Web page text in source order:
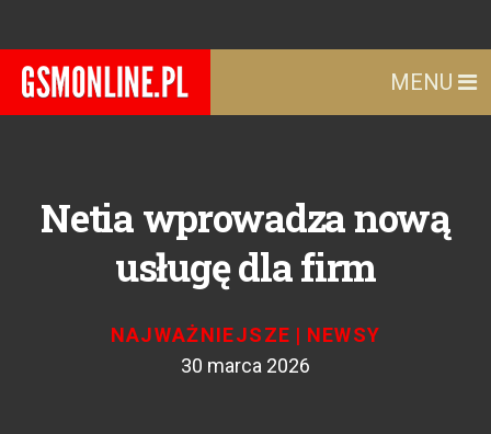
MENU
Netia wprowadza nową
usługę dla firm
NAJWAŻNIEJSZE | NEWSY
30 marca 2026